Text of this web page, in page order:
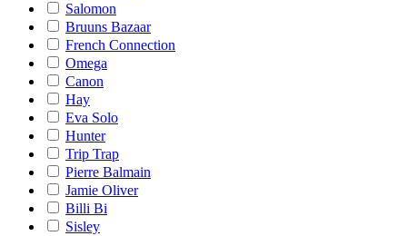
Salomon
Bruuns Bazaar
French Connection
Omega
Canon
Hay
Eva Solo
Hunter
Trip Trap
Pierre Balmain
Jamie Oliver
Billi Bi
Sisley